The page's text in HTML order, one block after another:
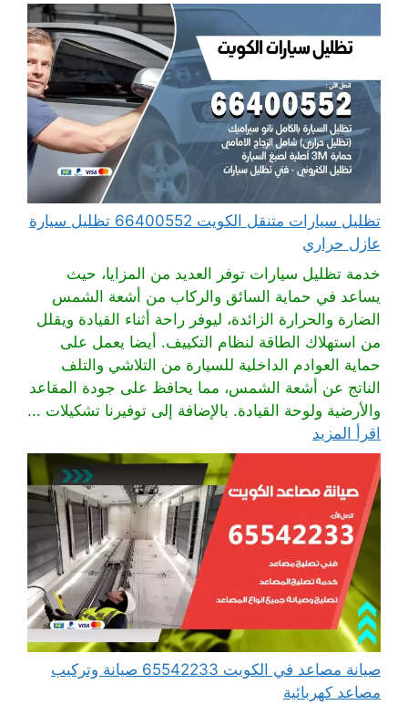
تظليل سيارات متنقل الكويت 66400552 تظليل سيارة
عازل حراري
خدمة تظليل سيارات توفر العديد من المزايا، حيث
يساعد في حماية السائق والركاب من أشعة الشمس
الضارة والحرارة الزائدة، ليوفر راحة أثناء القيادة ويقلل
من استهلاك الطاقة لنظام التكييف. أيضا يعمل على
حماية العوادم الداخلية للسيارة من التلاشي والتلف
الناتج عن أشعة الشمس، مما يحافظ على جودة المقاعد
والأرضية ولوحة القيادة. بالإضافة إلى توفيرنا تشكيلات ...
اقرأ المزيد
صيانة مصاعد في الكويت 65542233 صيانة وتركيب
مصاعد كهربائية